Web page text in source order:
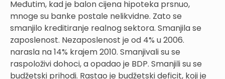
Međutim, kad je balon cijena hipoteka prsnuo,
mnoge su banke postale nelikvidne. Zato se
smanjilo kreditiranje realnog sektora. Smanjila se
zaposlenost. Nezaposlenost je od 4% u 2006.
narasla na 14% krajem 2010. Smanjivali su se
raspoloživi dohoci, a opadao je BDP. Smanjili su se
budžetski prihodi. Rastao je budžetski deficit, koji je